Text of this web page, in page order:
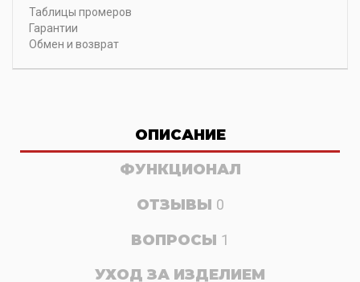
Таблицы промеров
Гарантии
Обмен и возврат
ОПИСАНИЕ
ФУНКЦИОНАЛ
ОТЗЫВЫ 0
ВОПРОСЫ 1
УХОД ЗА ИЗДЕЛИЕМ